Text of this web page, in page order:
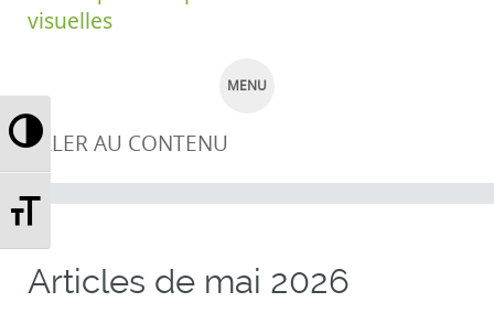
Passer en contraste élevé
Changer la taille de la police
visuelles
MENU
ALLER AU CONTENU
Articles de mai 2026